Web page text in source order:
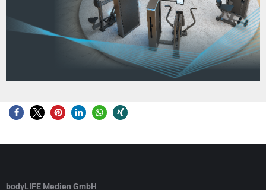
bodyLIFE Medien GmbH